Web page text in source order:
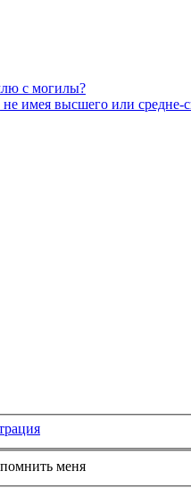
с могилы?
имея высшего или средне-
меня